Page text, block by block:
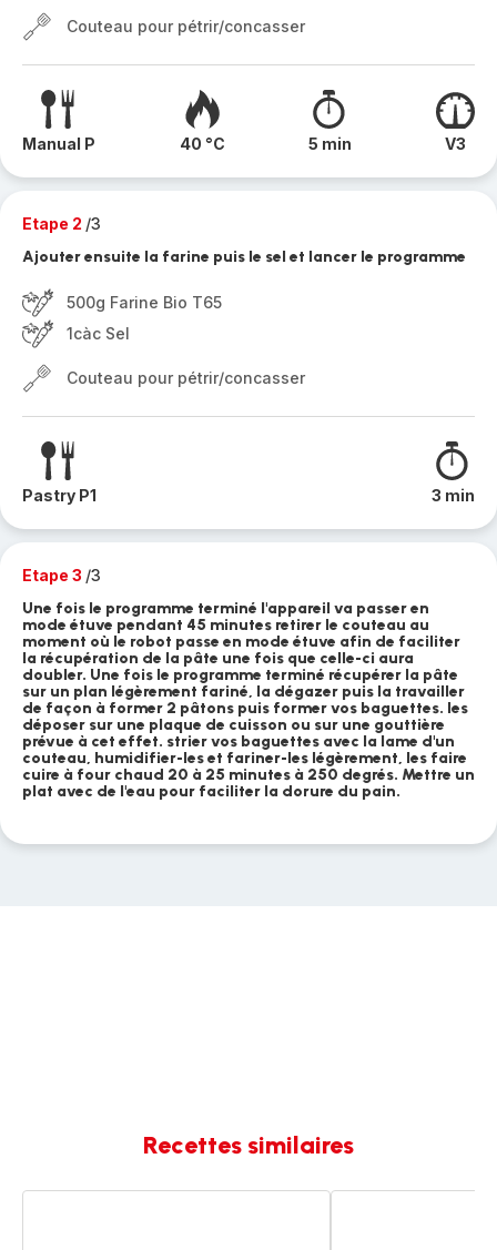
Couteau pour pétrir/concasser
Manual P 40 °C 5 min V3
Etape 2 /3
Ajouter ensuite la farine puis le sel et lancer le programme
500g Farine Bio T65
1càc Sel
Couteau pour pétrir/concasser
Pastry P1 3 min
Etape 3 /3
Une fois le programme terminé l'appareil va passer en
mode étuve pendant 45 minutes retirer le couteau au
moment où le robot passe en mode étuve afin de faciliter
la récupération de la pâte une fois que celle-ci aura
doubler. Une fois le programme terminé récupérer la pâte
sur un plan légèrement fariné, la dégazer puis la travailler
de façon à former 2 pâtons puis former vos baguettes. les
déposer sur une plaque de cuisson ou sur une gouttière
prévue à cet effet. strier vos baguettes avec la lame d'un
couteau, humidifier-les et fariner-les légèrement, les faire
cuire à four chaud 20 à 25 minutes à 250 degrés. Mettre un
plat avec de l'eau pour faciliter la dorure du pain.
Recettes similaires